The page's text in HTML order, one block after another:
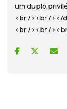
um duplo
<br /><br /></
<br /><br /